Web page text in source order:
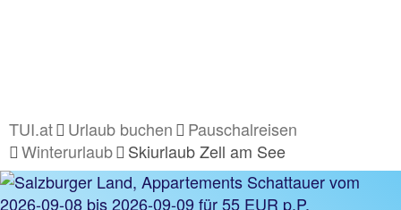
TUI.at Urlaub buchen
Pauschalreisen
Winterurlaub
Skiurlaub Zell am See